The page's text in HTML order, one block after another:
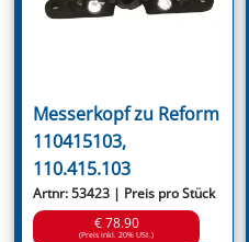
Messerkopf zu Reform
110415103,
110.415.103
Artnr: 53423 | Preis pro Stück
€ 78.90
(Preis inkl. 20% USt.)